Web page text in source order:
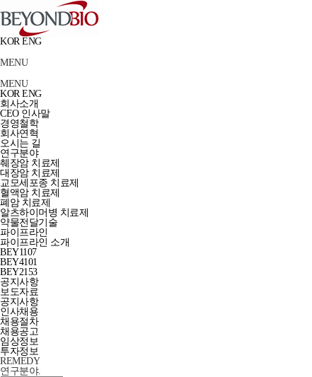
KOR ENG
MENU
MENU
KOR ENG
회사소개
CEO 인사말
경영철학
회사연혁
오시는 길
연구분야
췌장암 치료제
대장암 치료제
교모세포종 치료제
혈액암 치료제
폐암 치료제
알츠하이머병 치료제
약물전달기술
파이프라인
파이프라인 소개
BEY1107
BEY4101
BEY2153
공지사항
보도자료
공지사항
인사채용
채용절차
채용공고
임상정보
투자정보
REMEDY
연구분야.